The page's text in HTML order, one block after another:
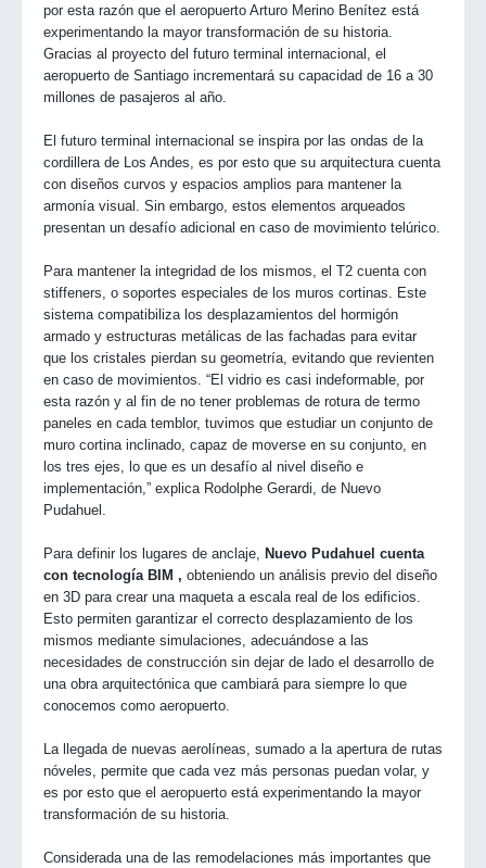
por esta razón que el aeropuerto Arturo Merino Benítez está
experimentando la mayor transformación de su historia.
Gracias al proyecto del futuro terminal internacional, el
aeropuerto de Santiago incrementará su capacidad de 16 a 30
millones de pasajeros al año.
El futuro terminal internacional se inspira por las ondas de la
cordillera de Los Andes, es por esto que su arquitectura cuenta
con diseños curvos y espacios amplios para mantener la
armonía visual. Sin embargo, estos elementos arqueados
presentan un desafío adicional en caso de movimiento telúrico.
Para mantener la integridad de los mismos, el T2 cuenta con
stiffeners, o soportes especiales de los muros cortinas. Este
sistema compatibiliza los desplazamientos del hormigón
armado y estructuras metálicas de las fachadas para evitar
que los cristales pierdan su geometría, evitando que revienten
en caso de movimientos. “El vidrio es casi indeformable, por
esta razón y al fin de no tener problemas de rotura de termo
paneles en cada temblor, tuvimos que estudiar un conjunto de
muro cortina inclinado, capaz de moverse en su conjunto, en
los tres ejes, lo que es un desafío al nivel diseño e
implementación,” explica Rodolphe Gerardi, de Nuevo
Pudahuel.
Para definir los lugares de anclaje, Nuevo Pudahuel cuenta
con tecnología BIM , obteniendo un análisis previo del diseño
en 3D para crear una maqueta a escala real de los edificios.
Esto permiten garantizar el correcto desplazamiento de los
mismos mediante simulaciones, adecuándose a las
necesidades de construcción sin dejar de lado el desarrollo de
una obra arquitectónica que cambiará para siempre lo que
conocemos como aeropuerto.
La llegada de nuevas aerolíneas, sumado a la apertura de rutas
nóveles, permite que cada vez más personas puedan volar, y
es por esto que el aeropuerto está experimentando la mayor
transformación de su historia.
Considerada una de las remodelaciones más importantes que